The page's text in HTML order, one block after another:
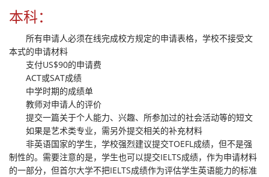
本科：
所有申请人必须在线完成校方规定的申请表格，学校不接受文
本式的申请材料
支付US$90的申请费
ACT或SAT成绩
中学时期的成绩单
教师对申请人的评价
提交一篇关于个人能力、兴趣、所参加过的社会活动等的短文
如果是艺术类专业，需另外提交相关的补充材料
非英语国家的学生，学校强烈建议提交TOEFL成绩，但不是强
制性的。需要注意的是，学生也可以提交IELTS成绩，作为申请材料
的一部分，但首尔大学不把IELTS成绩作为评估学生英语能力的标准